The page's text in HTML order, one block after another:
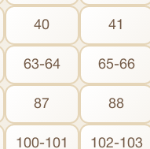
40 41
63-64 65-66
87 88
100-101 102-103